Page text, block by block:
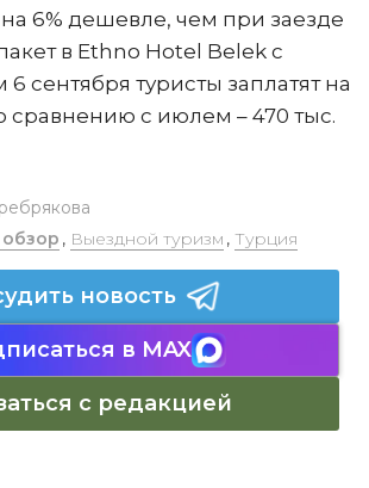
на 6% дешевле, чем при заезде
в Ethno Hotel Belek с
сентября туристы заплатят на
сравнению с июлем – 470 тыс.
, Выездной туризм , Турция
новость
в MAX
с редакцией